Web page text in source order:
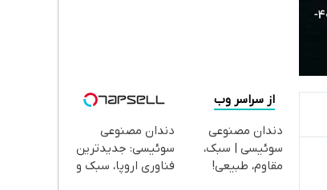
از سراسر وب
دندان مصنوعی
سوئیسی | سبک،
مقاوم، طبیعی!
دندان مصنوعی
سوئیسی: جدیدترین
فناوری اروپا، سبک و